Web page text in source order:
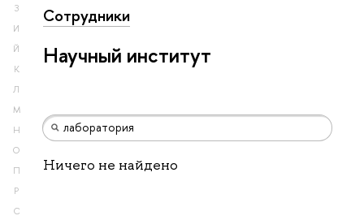
З
И
Й
К
Л
М
Н
О
П
Р
С
Сотрудники
Научный институт
Ничего не найдено